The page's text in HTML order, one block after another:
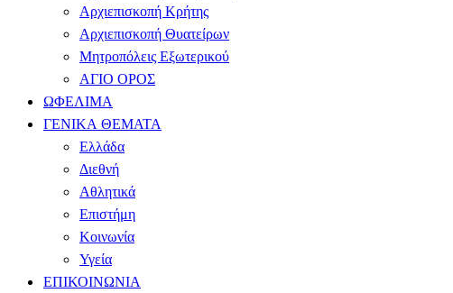
Αρχιεπισκοπή Κρήτης
Αρχιεπισκοπή Θυατείρων
Μητροπόλεις Εξωτερικού
ΑΓΙΟ ΟΡΟΣ
ΩΦΕΛΙΜΑ
ΓΕΝΙΚΑ ΘΕΜΑΤΑ
Ελλάδα
Διεθνή
Αθλητικά
Επιστήμη
Κοινωνία
Υγεία
ΕΠΙΚΟΙΝΩΝΙΑ